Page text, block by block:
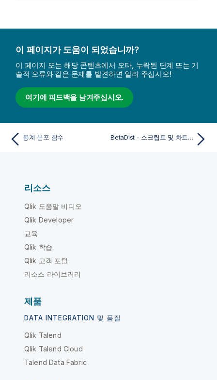
이 페이지가 도움이 되었습니까?
이 페이지 또는 해당 콘텐츠에서 오타, 누락된 단계 또는 기
술적 오류와 같은 문제를 발견하면 알려 주십시오!
여기에 피드백을 남겨주십시오.
통계 분포 함수 BetaDist - 스크립트 및 차트 함수
리소스
Qlik 도움말 비디오
Qlik Developer
교육
Qlik 학습
Qlik 고객 포털
리소스 라이브러리
제품
DATA INTEGRATION 및 품질
Qlik Talend
Qlik Talend Cloud
Talend Data Fabric